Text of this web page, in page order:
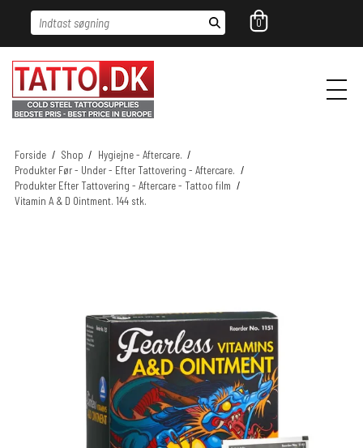
Indtast søgning 0
Forside / Shop / Hygiejne - Aftercare. /
Produkter Før - Under - Efter Tattovering - Aftercare. /
Produkter Efter Tattovering - Aftercare - Tattoo film /
Vitamin A & D Ointment. 144 stk.